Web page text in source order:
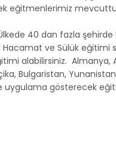
eğitmenlerimiz
40 dan fazla şehirde
Hacamat ve Sülük eğitimi
alabilirsiniz. Almanya,
Bulgaristan,
uygulama gösterecek